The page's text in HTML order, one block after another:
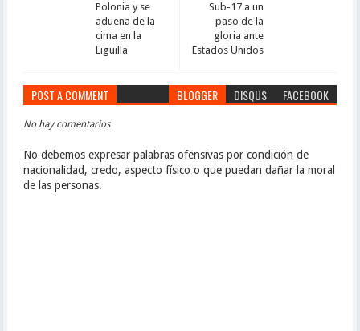
Sub-17 a un
paso de la
gloria ante
Estados Unidos
Polonia y se
adueña de la
cima en la
Liguilla
POST A COMMENT BLOGGER DISQUS FACEBOOK
No hay comentarios
No debemos expresar palabras ofensivas por condición de
nacionalidad, credo, aspecto físico o que puedan dañar la moral
de las personas.